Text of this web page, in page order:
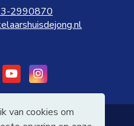
van cookies om
2990870
leuk op Facebook
webpagina
YouTube webpagina
Google+
de Jong